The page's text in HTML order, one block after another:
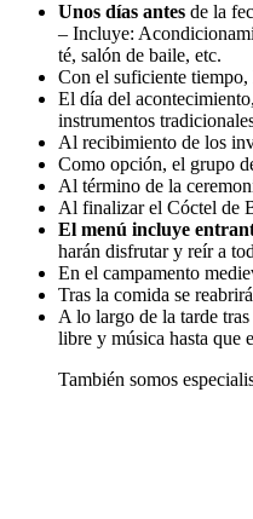
Unos días antes de la
– Incluye:
té, salón de baile, etc.
Con el suficiente tiempo,
El día del acontecimiento,
instrumentos
Al recibimiento de los
Como opción, el grupo
Al término de la
Al finalizar el Cóctel de
El menú incluye
harán disfrutar y reír a
En el campamento
Tras la comida se
A lo largo de la tarde
libre y música hasta que
También somos